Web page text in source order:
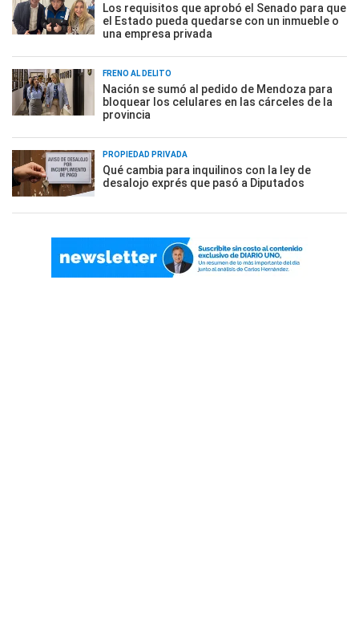
Los requisitos que aprobó el Senado para que
el Estado pueda quedarse con un inmueble o
una empresa privada
FRENO AL DELITO
Nación se sumó al pedido de Mendoza para
bloquear los celulares en las cárceles de la
provincia
PROPIEDAD PRIVADA
Qué cambia para inquilinos con la ley de
desalojo exprés que pasó a Diputados